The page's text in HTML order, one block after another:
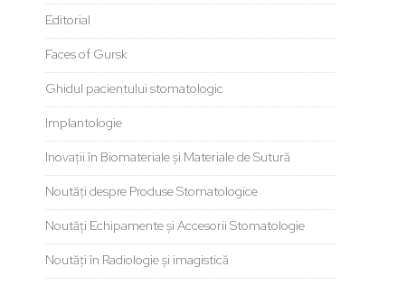
Editorial
Faces of Gursk
Ghidul pacientului stomatologic
Implantologie
Inovații în Biomateriale și Materiale de Sutură
Noutăți despre Produse Stomatologice
Noutăți Echipamente și Accesorii Stomatologie
Noutăți în Radiologie și imagistică